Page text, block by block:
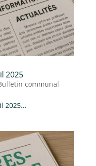
2025
communal
2025...